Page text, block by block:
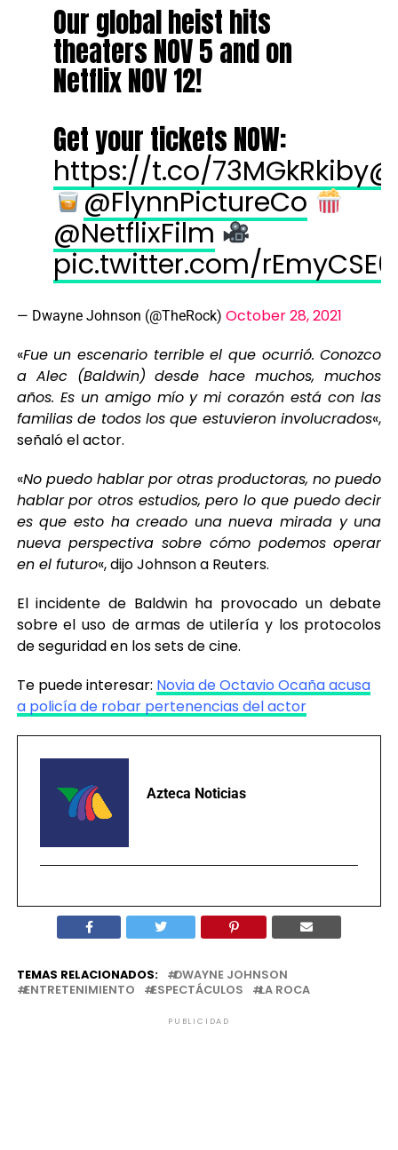
Our global heist hits
theaters NOV 5 and on
Netflix NOV 12!
Get your tickets NOW:
https://t.co/73MGkRkiby
@FlynnPictureCo
@NetflixFilm
pic.twitter.com/
— Dwayne Johnson (@TheRock) October 28, 2021
«Fue un escenario terrible el que ocurrió. Conozco
a Alec (Baldwin) desde hace muchos, muchos
años. Es un amigo mío y mi corazón está con las
familias de todos los que estuvieron involucrados«,
señaló el actor.
«No puedo hablar por otras productoras, no puedo
hablar por otros estudios, pero lo que puedo decir
es que esto ha creado una nueva mirada y una
nueva perspectiva sobre cómo podemos operar
en el futuro«, dijo Johnson a Reuters.
El incidente de Baldwin ha provocado un debate
sobre el uso de armas de utilería y los protocolos
de seguridad en los sets de cine.
Te puede interesar: Novia de Octavio Ocaña acusa
a policía de robar pertenencias del actor
Azteca Noticias
TEMAS RELACIONADOS:
DWAYNE JOHNSON
ENTRETENIMIENTO
ESPECTÁCULOS LA ROCA
PUBLICIDAD